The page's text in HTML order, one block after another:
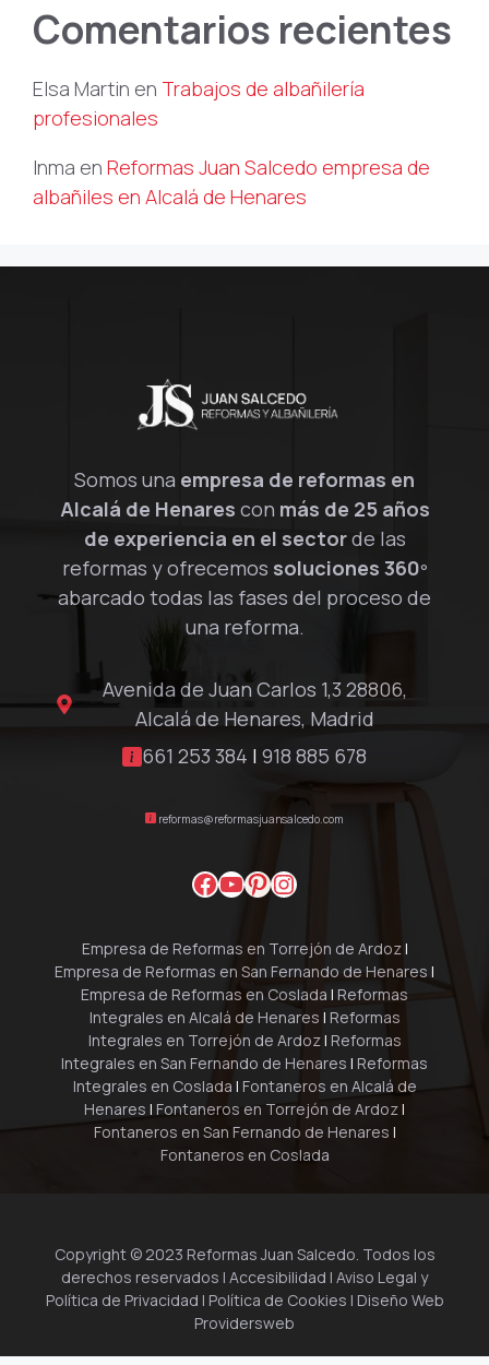
Comentarios recientes
Elsa Martin en Trabajos de albañilería
profesionales
Inma en Reformas Juan Salcedo empresa de
albañiles en Alcalá de Henares
Somos una empresa de reformas en
Alcalá de Henares con más de 25 años
de experiencia en el sectorde las
reformas y ofrecemos soluciones 360º
abarcado todas las fases del proceso de
una reforma.
Avenida de Juan Carlos 1,3 28806,
Alcalá de Henares, Madrid
661 253 384 | 918 885 678
reformas@reformasjuansalcedo.com
Facebook
YouTube
Pinterest
Instagram
Empresa de Reformas en Torrejón de Ardoz|
Empresa de Reformas en San Fernando de Henares |
Empresa de Reformas en Coslada | Reformas
Integrales en Alcalá de Henares | Reformas
Integrales en Torrejón de Ardoz| Reformas
Integrales en San Fernando de Henares | Reformas
Integrales en Coslada | Fontaneros en Alcalá de
Henares | Fontaneros en Torrejón de Ardoz|
Fontaneros en San Fernando de Henares |
Fontaneros en Coslada
Copyright © 2023 Reformas Juan Salcedo. Todos los
derechos reservados | Accesibilidad | Aviso Legal y
Política de Privacidad | Política de Cookies | Diseño Web
Providersweb